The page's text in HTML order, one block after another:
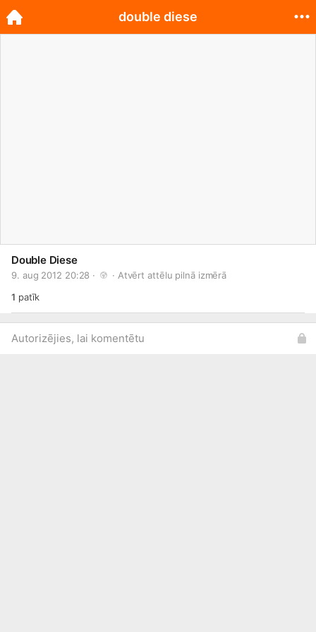
Double Diese
9. aug 2012 20:28 · · Atvērt attēlu pilnā izmērā
1 patīk
Autorizējies, lai komentētu
double diese